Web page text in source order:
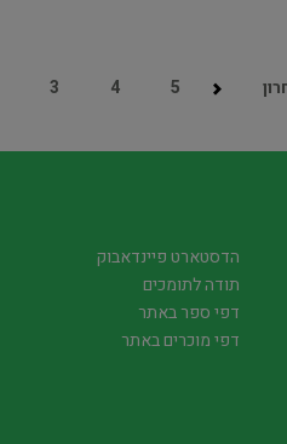
3 4 5
הדסטארט פיינדאבוק
תודה לתומכים
דפי ספר באתר
דפי מוכרים באתר